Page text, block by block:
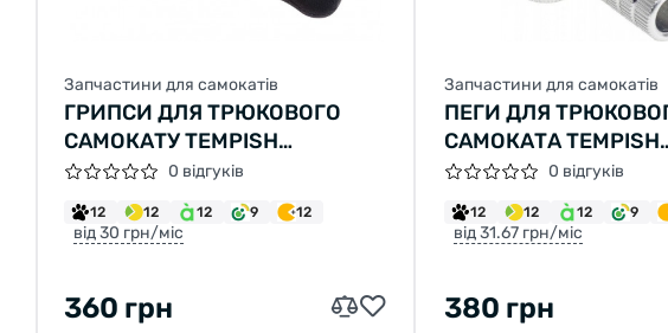
Запчастини для самокатів
ГРИПСИ ДЛЯ ТРЮКОВОГО
САМОКАТУ TEMPISH
HANDLEBARS - ANATOMICAL
0 відгуків
12 12 12 9 12
від 30 грн/міс
360 грн
Запчастини для самокатів
ПЕГИ ДЛЯ
САМОКАТА TEMPISH
СРІБЛЯСТИЙ0 відгуків
12 12 12 9
від 31.67 грн/міс
380 грн